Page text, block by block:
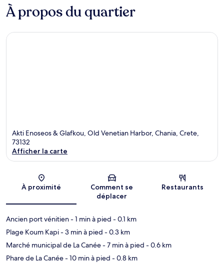
À propos du quartier
Akti Enoseos & Glafkou, Old Venetian Harbor, Chania, Crete,
73132
Afficher la carte
À proximité
Comment se
déplacer
Restaurants
Ancien port vénitien- 1 min à pied - 0.1 km
Plage Koum Kapi- 3 min à pied - 0.3 km
Marché municipal de La Canée- 7 min à pied - 0.6 km
Phare de La Canée- 10 min à pied - 0.8 km